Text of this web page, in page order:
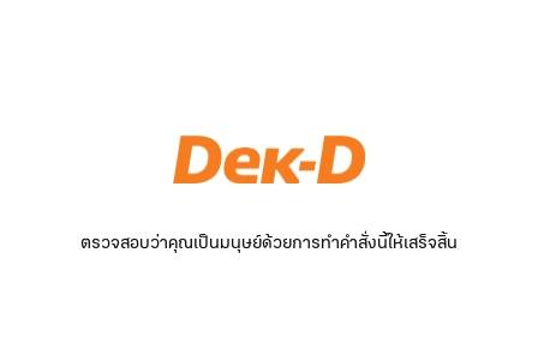
ตรวจสอบว่าคุณเป็นมนุษย์ด้วยการทำคำสั่งนี้ให้เสร็จสิ้น